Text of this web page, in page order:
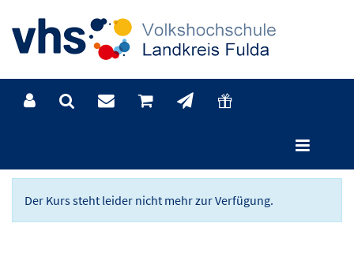
Der Kurs steht leider nicht mehr zur Verfügung.